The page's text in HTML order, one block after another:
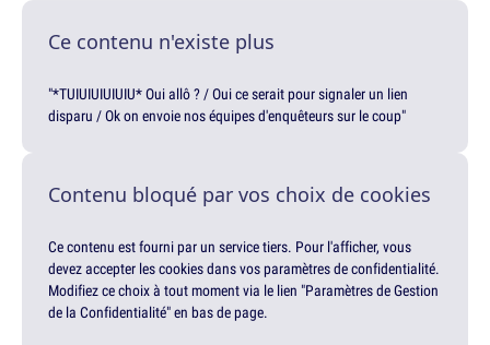
Ce contenu n'existe plus
"*TUIUIUIUIUIU* Oui allô ? / Oui ce serait pour signaler un lien
disparu / Ok on envoie nos équipes d'enquêteurs sur le coup"
Contenu bloqué par vos choix de cookies
Ce contenu est fourni par un service tiers. Pour l'afficher, vous
devez accepter les cookies dans vos paramètres de confidentialité.
Modifiez ce choix à tout moment via le lien "Paramètres de Gestion
de la Confidentialité" en bas de page.